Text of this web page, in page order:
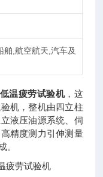
舶,航空航天,汽车及
温疲劳试验机，这
机，整机由四立柱
液压油源系统、伺
精度测力引伸测量
。